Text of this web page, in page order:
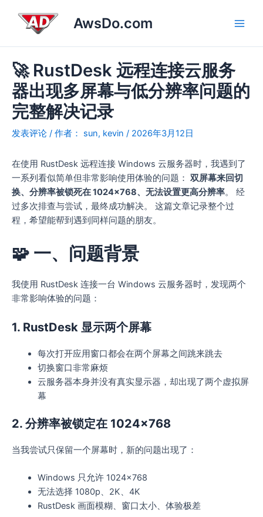
容
AwsDo.com
🚀 RustDesk 远程连接云服务
器出现多屏幕与低分辨率问题的
完整解决记录
发表评论 / 作者： sun, kevin / 2026年3月12日
在使用 RustDesk 远程连接 Windows 云服务器时，我遇到了
一系列看似简单但非常影响使用体验的问题： 双屏幕来回切
换、分辨率被锁死在 1024×768、无法设置更高分辨率。 经
过多次排查与尝试，最终成功解决。 这篇文章记录整个过
程，希望能帮到遇到同样问题的朋友。
🧩 一、问题背景
我使用 RustDesk 连接一台 Windows 云服务器时，发现两个
非常影响体验的问题：
1. RustDesk 显示两个屏幕
每次打开应用窗口都会在两个屏幕之间跳来跳去
切换窗口非常麻烦
云服务器本身并没有真实显示器，却出现了两个虚拟屏
幕
2. 分辨率被锁定在 1024×768
当我尝试只保留一个屏幕时，新的问题出现了：
Windows 只允许 1024×768
无法选择 1080p、2K、4K
RustDesk 画面模糊、窗口太小、体验极差
navigation